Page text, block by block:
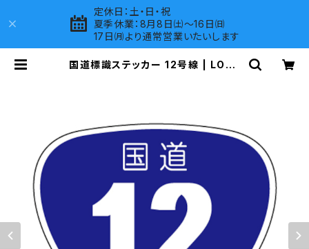
定休日：土・日・祝
夏季休業：8月8日㈯～16日㈰
17日㈪より通常営業いたいします
国道標識ステッカー 12号線 | LOVE